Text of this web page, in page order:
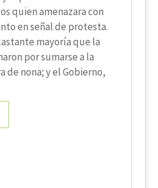
quien amenazara con
en señal de protesta.
mayoría que la
por sumarse a la
de nona; y el Gobierno,